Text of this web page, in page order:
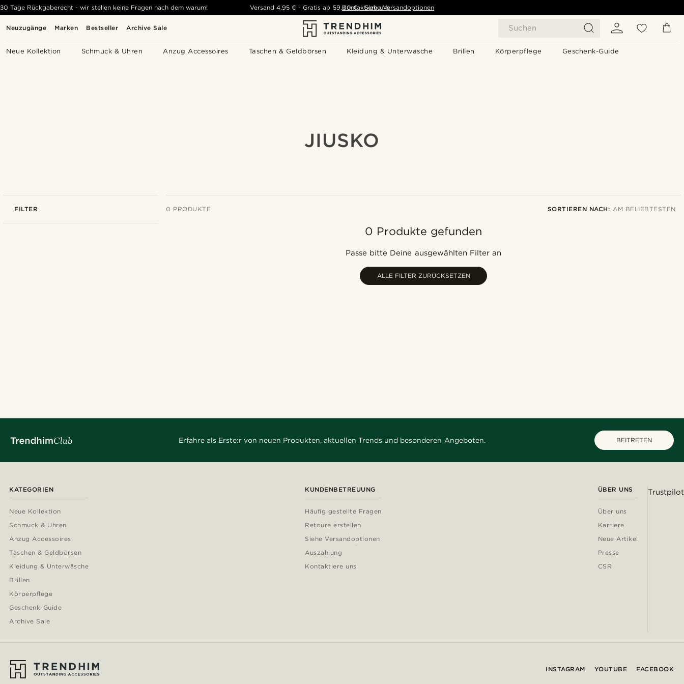
Neuzugänge Marken Bestseller Archive Sale Suchen
Neue Kollektion Schmuck & Uhren Anzug Accessoires Taschen & Geldbörsen Kleidung & Unterwäsche Brillen Körperpflege Geschenk-Guide
30 Tage Rückgaberecht - wir stellen keine Fragen nach dem warum! Versand 4,95 € -Gratis ab 59,00 € - Siehe Versandoptionen
Kontaktiere uns
JIUSKO
FILTER 0 PRODUKTE SORTIEREN NACH: AM BELIEBTESTEN
0 Produkte gefunden
Passe bitte Deine ausgewählten Filter an
ALLE FILTER ZURÜCKSETZEN
Erfahre als Erste:r von neuen Produkten, aktuellen Trends und besonderen Angeboten. BEITRETEN
KATEGORIEN
Neue Kollektion
Schmuck & Uhren
Anzug Accessoires
Taschen & Geldbörsen
Kleidung & Unterwäsche
Brillen
Körperpflege
Geschenk-Guide
Archive Sale
KUNDENBETREUUNG
Häufig gestellte Fragen
Retoure erstellen
Siehe Versandoptionen
Auszahlung
Kontaktiere uns
ÜBER UNS
Über uns
Karriere
Neue Artikel
Presse
CSR
Trustpilot
INSTAGRAM YOUTUBE FACEBOOK